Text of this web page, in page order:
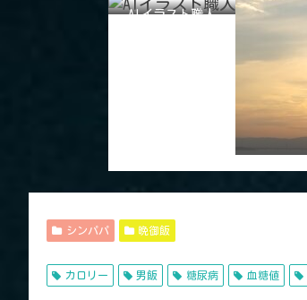
AIイラスト職人
シンパパ 晩御飯
カロリー 男飯 糖尿病 血糖値